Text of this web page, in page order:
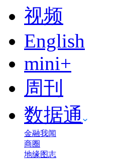
视频
English
mini+
周刊
数据通
金融我闻
商圈
地缘图志